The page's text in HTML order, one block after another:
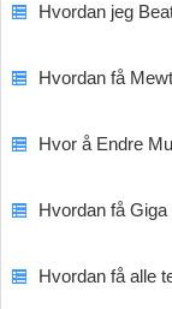
Hvordan jeg
Hvordan få
Hvor å Endre
Hvordan få
Hvordan få alle